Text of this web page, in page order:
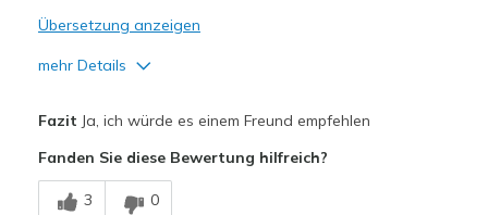
Übersetzung anzeigen
mehr Details
Stylish
Fazit Ja, ich würde es einem Freund empfehlen
Fanden Sie diese Bewertung hilfreich?
3 0